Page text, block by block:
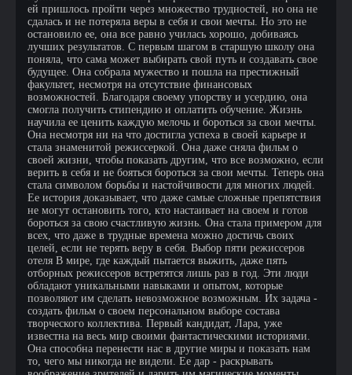
ей пришлось пройти через множество трудностей, но она не
сдалась и не потеряла веры в себя и свои мечты. Но это не
остановило ее, она все равно училась хорошо, добиваясь
лучших результатов. С первым шагом в старшую школу она
поняла, что сама может выбирать свой путь и создавать свое
будущее. Она собрала мужество и пошла на престижный
факультет, несмотря на отсутствие финансовых
возможностей. Благодаря своему упорству и усердию, она
смогла получить стипендию и оплатить обучение. Жизнь
научила ее ценить каждую мелочь и бороться за свои мечты.
Она несмотря ни на что достигла успеха в своей карьере и
стала знаменитой режиссеркой. Она даже сняла фильм о
своей жизни, чтобы показать другим, что все возможно, если
верить в себя и не бояться бороться за свои мечты. Теперь она
стала символом борьбы и настойчивости для многих людей.
Ее история доказывает, что даже самые сложные препятствия
не могут остановить того, кто настаивает на своем и готов
бороться за свою счастливую жизнь. Она стала примером для
всех, что даже в трудные времена можно достичь своих
целей, если не терять веру в себя. Выбор пяти режиссеров
отеля В мире, где каждый пытается выжить, даже пять
отборных режиссеров встретятся лишь раз в год. Эти люди
обладают уникальными навыками и опытом, которые
позволяют им сделать невозможное возможным. Их задача -
создать фильм о своем персональном выборе состава
творческого коллектива. Первый кандидат, Лара, уже
известна на весь мир своими фантастическими историями.
Она способна перенести нас в другие миры и показать нам
то, чего мы никогда не видели. Ее дар - раскрывать